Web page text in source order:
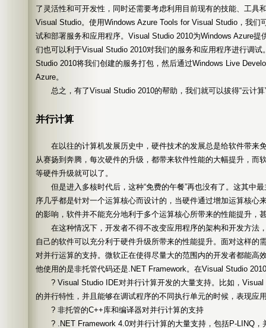
了灵活性和可开发性，同时还需要考虑利用目前现有的技能、工具
Visual Studio。使用Windows Azure Tools for Visual Studio，我们
试和部署服务和应用程序。Visual Studio 2010为Windows Azure提
们也可以利于Visual Studio 2010对我们的服务和应用程序进行调
Studio 2010将我们创建的服务打包，然后通过Windows Live
Azure。
总之，有了Visual Studio 2010的帮助，我们就可以拔得“云计算
并行计算
在以往的计算机发展历史中，硬件技术的发展总是给软件带来
从赛扬到奔腾，每次硬件的升级，都带来软件性能的大幅提升，而
等硬件升级就可以了。
但是进入多核时代后，这种“免费的午餐”再也没有了。这其中最
序几乎都是针对一个运算核心而设计的，当硬件通过增加运算核心
的影响，软件并不能充分地利于多个运算核心所带来的性能提升，
在这种情况下，开发者不得不改变应用程序的架构和开发方法
自己的软件可以充分利于硬件升级所带来的性能提升。面对这样的
对并行运算的支持。微软正在使得尽量大的范围内的开发者都能高
他使用的是非托管代码还是.NET Framework。在Visual Studio
? Visual Studio IDE对并行计算开发的大量支持。比如，Visual
的并行特性，并且能够在调试程序的不同执行单元的时候，表现应
? 非托管的C++库和编译器对并行计算的支持
? .NET Framework 4.0对并行计算的大量支持，包括P-LINQ，